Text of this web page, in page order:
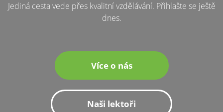
Jediná cesta vede přes kvalitní vzdělávání. Přihlašte se ještě
dnes.
Více o nás
Naši lektoři